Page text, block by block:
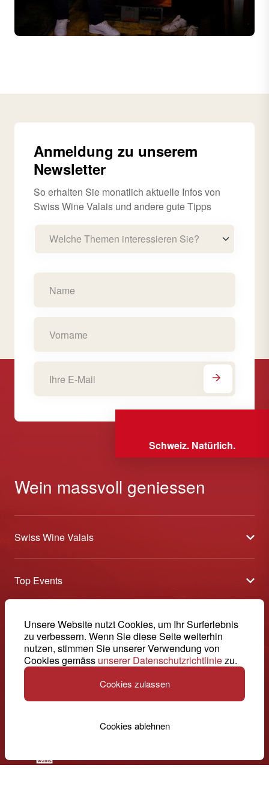
Unsere Website nutzt Cookies, um Ihr Surferlebnis
zu verbessern. Wenn Sie diese Seite weiterhin
nutzen, stimmen Sie unserer Verwendung von
Cookies gemäss unserer Datenschutzrichtliniezu.
Cookies zulassen
Cookies ablehnen
Anmeldung zu unserem
Newsletter
So erhalten Sie monatlich aktuelle Infos von
Swiss Wine Valais und andere gute Tipps
Welche Themen interessieren Sie?
Schweiz. Natürlich.
Wein massvoll geniessen
Swiss Wine Valais
Über uns
Allgemeine Geschäftsbedingungen
Medien
Kontakt
Top Events
Offene Weinkeller
Tavolata
Sélection (Ergebnisse)
Swiss Wine Valais - Avenue de la Gare 2 - CP 144 - 1964
Conthey - Suisse
info@swisswinevalais.ch
© 2026, Swiss Wine Valais
Deutsch (Schweiz)